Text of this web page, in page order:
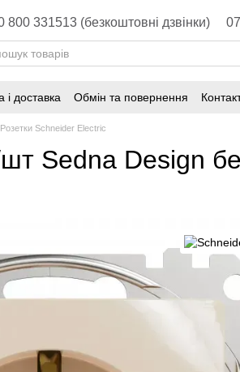
800 331513 (безкоштовні дзвінки)
і доставка Обмін та повернення
Розетки Schneider Electric
шт Sedna Design